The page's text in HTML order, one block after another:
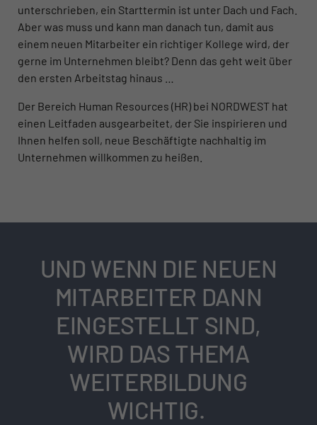
unterschrieben, ein Starttermin ist unter Dach und Fach.
Aber was muss und kann man danach tun, damit aus
einem neuen Mitarbeiter ein richtiger Kollege wird, der
gerne im Unternehmen bleibt? Denn das geht weit über
den ersten Arbeitstag hinaus …
Der Bereich Human Resources (HR) bei NORDWEST hat
einen Leitfaden ausgearbeitet, der Sie inspirieren und
Ihnen helfen soll, neue Beschäftigte nachhaltig im
Unternehmen willkommen zu heißen.
UND WENN DIE NEUEN
MITARBEITER DANN
EINGESTELLT SIND,
WIRD DAS THEMA
WEITERBILDUNG
WICHTIG.